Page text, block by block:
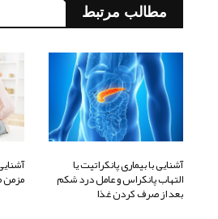
مطالب مرتبط
آشنایی با بیماری پانکراتیت یا
التهاب پانکراس و عامل درد شکم
بعد از صرف کردن غذا
مزمن